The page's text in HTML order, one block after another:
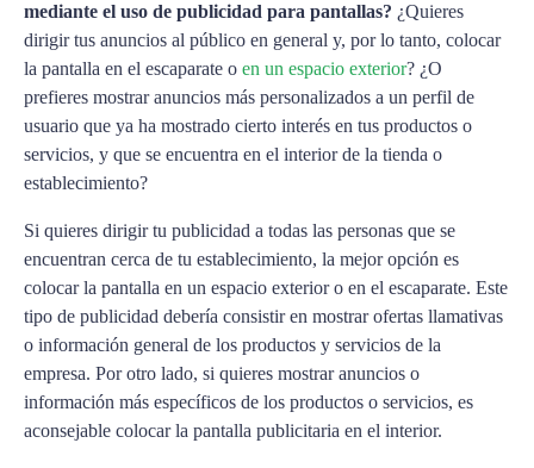
mediante el uso de publicidad para pantallas? ¿Quieres
dirigir tus anuncios al público en general y, por lo tanto, colocar
la pantalla en el escaparate o en un espacio exterior? ¿O
prefieres mostrar anuncios más personalizados a un perfil de
usuario que ya ha mostrado cierto interés en tus productos o
servicios, y que se encuentra en el interior de la tienda o
establecimiento?
Si quieres dirigir tu publicidad a todas las personas que se
encuentran cerca de tu establecimiento, la mejor opción es
colocar la pantalla en un espacio exterior o en el escaparate. Este
tipo de publicidad debería consistir en mostrar ofertas llamativas
o información general de los productos y servicios de la
empresa. Por otro lado, si quieres mostrar anuncios o
información más específicos de los productos o servicios, es
aconsejable colocar la pantalla publicitaria en el interior.